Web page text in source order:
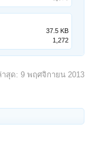
37.5 KB
1,272
สุด: 9 พฤศจิกายน 2013